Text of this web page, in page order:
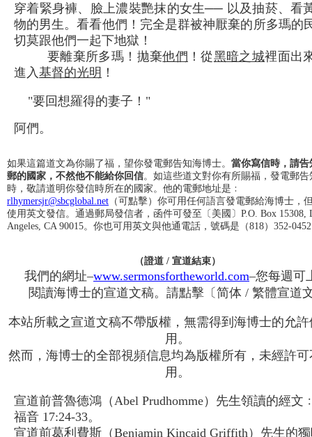
穿着緊身褲、臉上濃裝艷抹的女生── 以及抽菸、看
物的男生。看看他們！完全是群被神厭棄的所多瑪的
切莫跟他們一起下地獄！
要離棄所多瑪！拋棄他們 ！從黑暗之城裡面出
進入基督的光明 ！
"要回想羅得的妻子！"
阿們。
如果這篇道文為你賜了福，望你發電郵告知海博士。 當你寫信時，請告
郵的國家，不然他不能給你回信。如這些道文對你有所賜福，發電郵告
時，敬請道明你發信時所在的國家。他的電郵地址是﹕
rlhymersjr@sbcglobal.net （可點擊）你可用任何語言發電郵給海博士，
使用英文發信。通過郵局發信者，函件可發至〔美國〕P.O. Box 15308,
Angeles, CA 90015。你也可用英文與他通電話，號碼是（818）352-
（證道 / 宣道結束）
我們的網址–www.sermonsfortheworld.com–您每週可
閱讀海博士的宣道文稿。請點擊〔简体 / 繁體宣道
本站所載之宣道文稿不帶版權，無需得到海博士的允
用。
然而，海博士的全部視頻信息均為版權所有，未經許
用。
宣道前普魯德鴻（Abel Prudhomme）先生領讀的經文
福音 17:24-33。
宣道前葛利費斯（Benjamin Kincaid Griffith）先生的